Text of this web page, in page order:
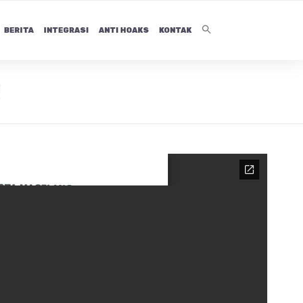
BERITA INTEGRASI ANTI HOAKS KONTAK